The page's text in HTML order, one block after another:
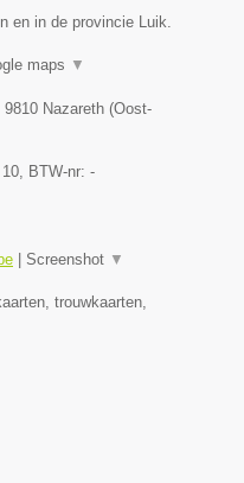
en in de provincie Luik.
maps ▼
9810 Nazareth (Oost-
, BTW-nr: -
| Screenshot ▼
trouwkaarten,